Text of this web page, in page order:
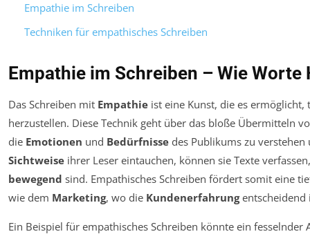
Empathie im Schreiben
Techniken für empathisches Schreiben
Empathie im Schreiben – Wie Worte
Das Schreiben mit Empathie ist eine Kunst, die es
herzustellen. Diese Technik geht über das bloße Übermitteln
die Emotionen und Bedürfnisse des Publikums zu
Sichtweise ihrer Leser eintauchen, können sie Texte
bewegend sind. Empathisches Schreiben fördert somit eine
wie dem Marketing, wo die Kundenerfahrungentscheidend
Ein Beispiel für empathisches Schreiben könnte ein